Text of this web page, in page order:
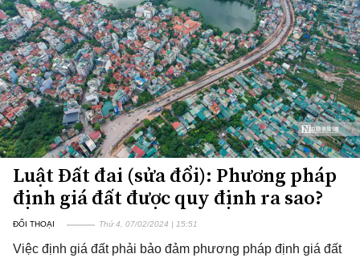
Luật Đất đai (sửa đổi): Phương pháp
định giá đất được quy định ra sao?
ĐỐI THOẠI Thứ 4, 07/02/2024 | 15:51
Việc định giá đất phải bảo đảm phương pháp định giá đất